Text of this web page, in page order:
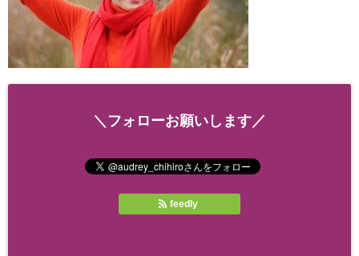
＼フォローお願いします／
feedly